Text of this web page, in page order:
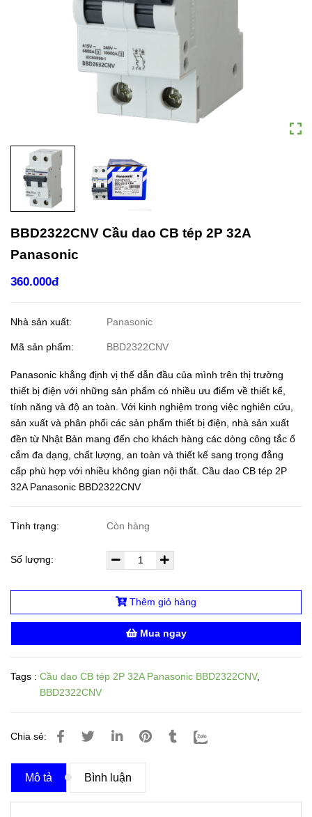
BBD2322CNV Cầu dao CB tép 2P 32A
Panasonic
360.000đ
Nhà sản xuất: Panasonic
Mã sản phẩm: BBD2322CNV
Panasonic khẳng định vị thế dẫn đầu của mình trên thị trường
thiết bị điện với những sản phẩm có nhiều ưu điểm về thiết kế,
tính năng và độ an toàn. Với kinh nghiệm trong việc nghiên cứu,
sản xuất và phân phối các sản phẩm thiết bị điện, nhà sản xuất
đền từ Nhật Bản mang đến cho khách hàng các dòng công tắc ổ
cắm đa dạng, chất lượng, an toàn và thiết kế sang trọng đẳng
cấp phù hợp với nhiều không gian nội thất. Cầu dao CB tép 2P
32A Panasonic BBD2322CNV
Tình trạng: Còn hàng
Số lượng:
Thêm giỏ hàng
Mua ngay
Tags : Cầu dao CB tép 2P 32A Panasonic BBD2322CNV,
BBD2322CNV
Chia sẻ:
Mô tả Bình luận